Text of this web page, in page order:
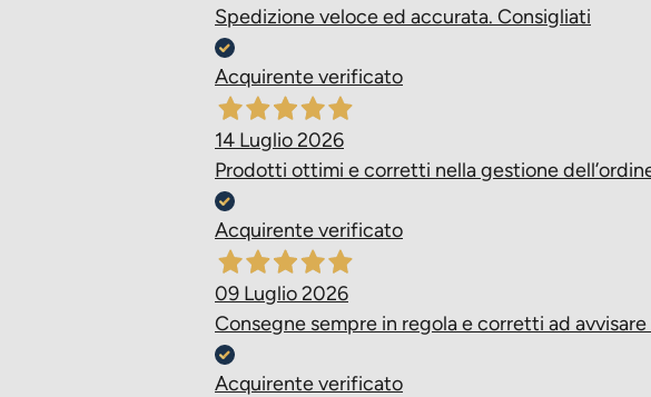
Spedizione veloce ed accurata. Consigliati
Acquirente verificato
14 Luglio 2026
Prodotti ottimi e corretti nella gestione
Acquirente verificato
09 Luglio 2026
Consegne sempre in regola e corretti ad
Acquirente verificato